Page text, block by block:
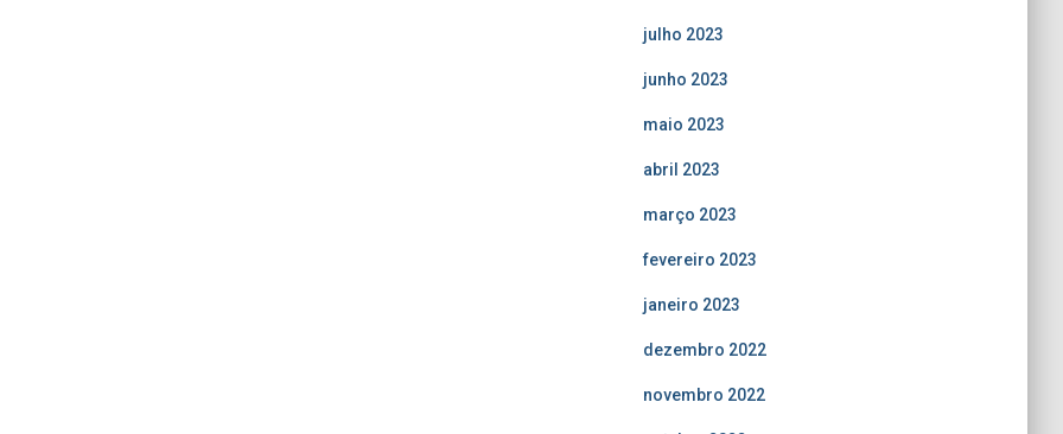
julho 2023
junho 2023
maio 2023
abril 2023
março 2023
fevereiro 2023
janeiro 2023
dezembro 2022
novembro 2022